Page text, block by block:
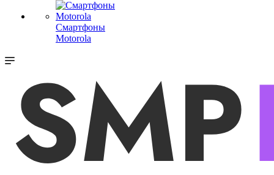
Смартфоны
Motorola